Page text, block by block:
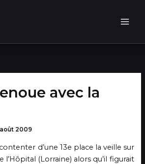
avec la
août 2009
d’une 13e place la veille sur
l’Hôpital (Lorraine) alors qu’il figurait